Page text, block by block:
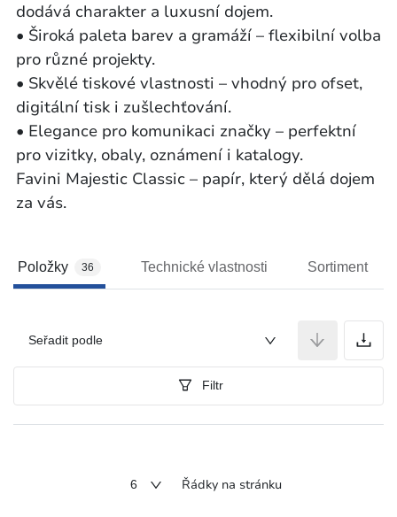
dodává charakter a luxusní dojem.
• Široká paleta barev a gramáží – flexibilní volba
pro různé projekty.
• Skvělé tiskové vlastnosti – vhodný pro ofset,
digitální tisk i zušlechťování.
• Elegance pro komunikaci značky – perfektní
pro vizitky, obaly, oznámení i katalogy.
Favini Majestic Classic – papír, který dělá dojem
za vás.
Položky 36 Technické vlastnosti Sortiment
Seřadit podle
Filtr
6 Řádky na stránku